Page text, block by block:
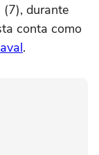
durante
conta como
.